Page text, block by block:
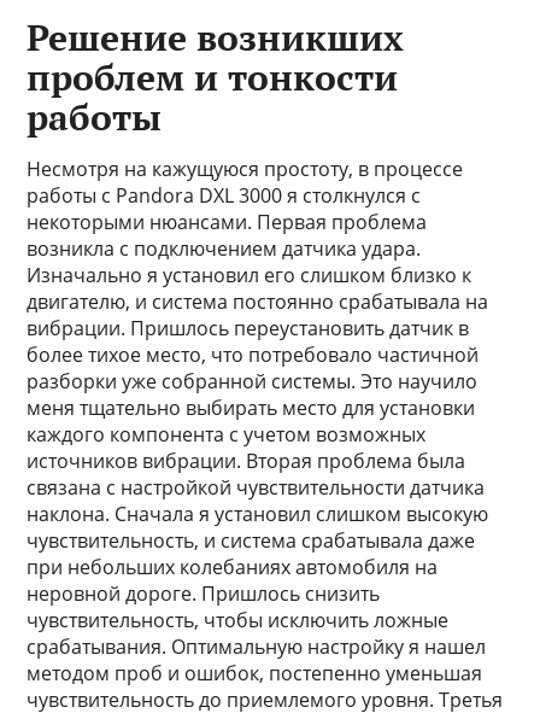
Решение возникших
проблем и тонкости
работы
Несмотря на кажущуюся простоту, в процессе
работы с Pandora DXL 3000 я столкнулся с
некоторыми нюансами. Первая проблема
возникла с подключением датчика удара.
Изначально я установил его слишком близко к
двигателю, и система постоянно срабатывала на
вибрации. Пришлось переустановить датчик в
более тихое место, что потребовало частичной
разборки уже собранной системы. Это научило
меня тщательно выбирать место для установки
каждого компонента с учетом возможных
источников вибрации. Вторая проблема была
связана с настройкой чувствительности датчика
наклона. Сначала я установил слишком высокую
чувствительность, и система срабатывала даже
при небольших колебаниях автомобиля на
неровной дороге. Пришлось снизить
чувствительность, чтобы исключить ложные
срабатывания. Оптимальную настройку я нашел
методом проб и ошибок, постепенно уменьшая
чувствительность до приемлемого уровня. Третья